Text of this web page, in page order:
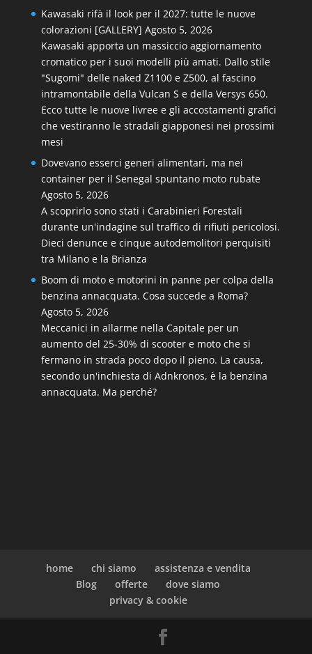
Kawasaki rifà il look per il 2027: tutte le nuove
colorazioni [GALLERY] Agosto 5, 2026
Kawasaki apporta un massiccio aggiornamento
cromatico per i suoi modelli più amati. Dallo stile
"Sugomi" delle naked Z1100 e Z500, al fascino
intramontabile della Vulcan S e della Versys 650.
Ecco tutte le nuove livree e gli accostamenti grafici
che vestiranno le stradali giapponesi nei prossimi
mesi
Dovevano esserci generi alimentari, ma nei
container per il Senegal spuntano moto rubate
Agosto 5, 2026
A scoprirlo sono stati i Carabinieri Forestali
durante un'indagine sul traffico di rifiuti pericolosi.
Dieci denunce e cinque autodemolitori perquisiti
tra Milano e la Brianza
Boom di moto e motorini in panne per colpa della
benzina annacquata. Cosa succede a Roma?
Agosto 5, 2026
Meccanici in allarme nella Capitale per un
aumento del 25-30% di scooter e moto che si
fermano in strada poco dopo il pieno. La causa,
secondo un'inchiesta di Adnkronos, è la benzina
annacquata. Ma perché?
home chi siamo
assistenza e vendita
Blog
offerte
dove siamo
privacy & cookie